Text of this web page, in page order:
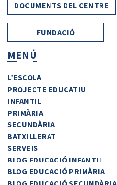
DOCUMENTS DEL CENTRE
FUNDACIÓ
MENÚ
L’ESCOLA
PROJECTE EDUCATIU
INFANTIL
PRIMÀRIA
SECUNDÀRIA
BATXILLERAT
SERVEIS
BLOG EDUCACIÓ INFANTIL
BLOG EDUCACIÓ PRIMÀRIA